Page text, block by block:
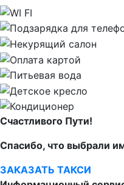
Счастливого Пути!
Спасибо, что выбрали
ЗАКАЗАТЬ ТАКСИ